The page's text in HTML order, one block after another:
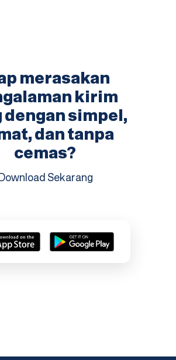
merasakan
kirim
dengan simpel,
dan tanpa
cemas?
Sekarang